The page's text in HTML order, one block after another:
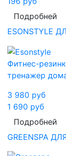
Подробней
ESONSTYLE
Фитнес-
тренажер
3 980 руб
1 690 руб
Подробней
GREENSPA